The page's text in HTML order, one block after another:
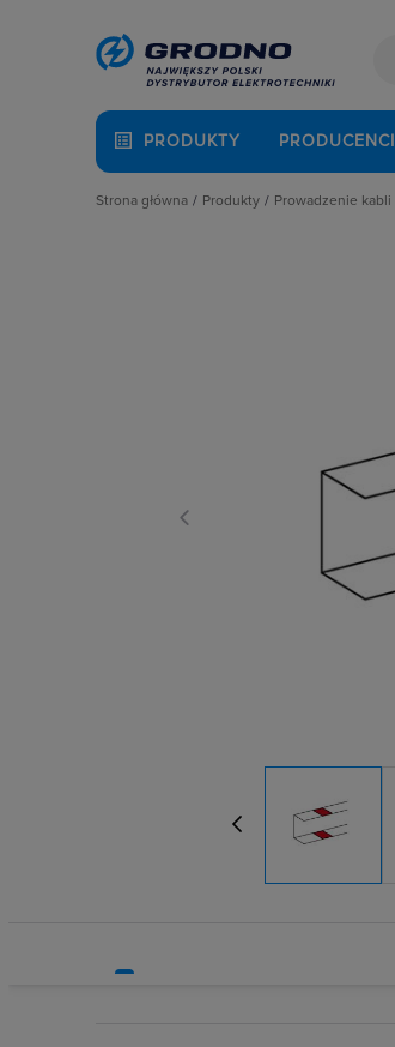
PRODUKTY PRODUCENCI
Strona główna
Produkty
Prowadzenie kabli
Rozdzielnice i obudowy
Technika grzewcza
Technika instalacyjna
Prowadzenie kabli